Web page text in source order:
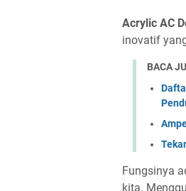
Acrylic AC
inovatif
BACA
Fungsinya
kita.